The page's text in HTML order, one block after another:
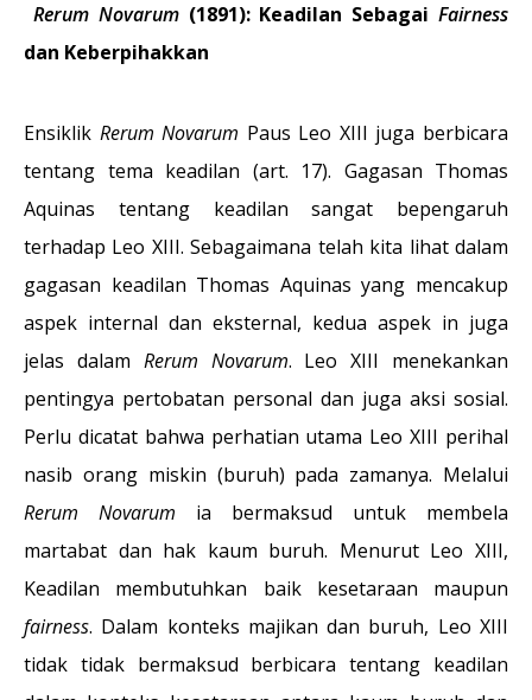
Rerum Novarum(1891): Keadilan SebagaiFairness
dan Keberpihakkan
Ensiklik Rerum Novarum Paus Leo XIII juga berbicara
tentang tema keadilan (art. 17). Gagasan Thomas
Aquinas tentang keadilan sangat bepengaruh
terhadap Leo XIII. Sebagaimana telah kita lihat dalam
gagasan keadilan Thomas Aquinas yang mencakup
aspek internal dan eksternal, kedua aspek in juga
jelas dalam Rerum Novarum. Leo XIII menekankan
pentingya pertobatan personal dan juga aksi sosial.
Perlu dicatat bahwa perhatian utama Leo XIII perihal
nasib orang miskin (buruh) pada zamanya. Melalui
Rerum Novarum ia bermaksud untuk membela
martabat dan hak kaum buruh. Menurut Leo XIII,
Keadilan membutuhkan baik kesetaraan maupun
fairness. Dalam konteks majikan dan buruh, Leo XIII
tidak tidak bermaksud berbicara tentang keadilan